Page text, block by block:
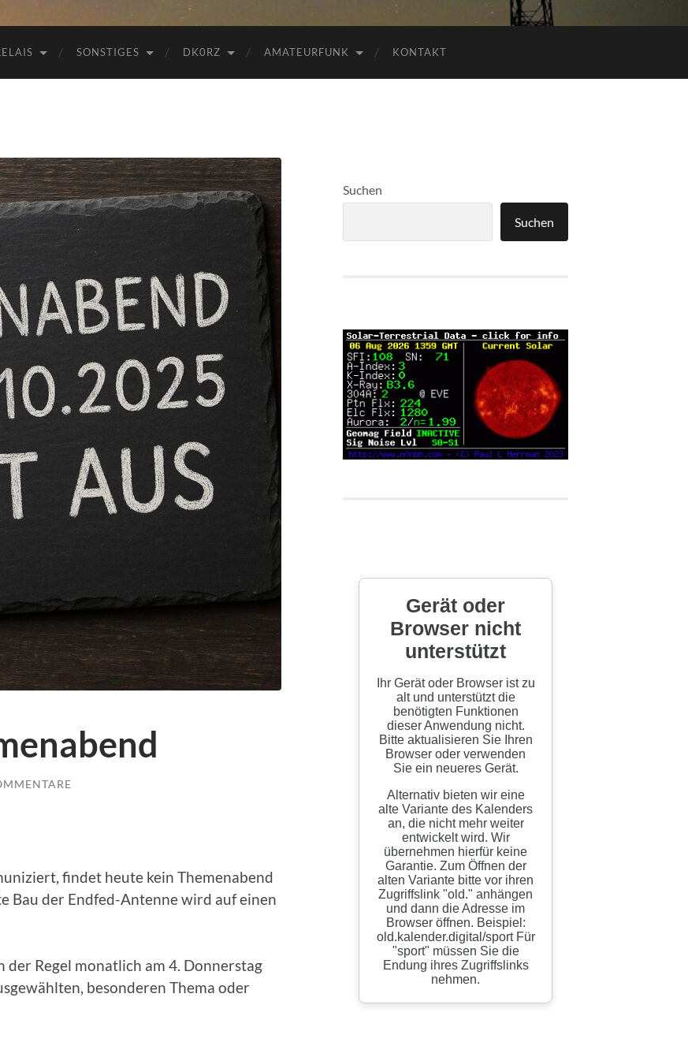
SONSTIGES DK0RZ AMATEURFUNK KONTAKT
findet heute kein Themenabend
Bau der Endfed-Antenne wird auf einen
Regel monatlich am 4. Donnerstag
besonderen Thema oder
Suchen
Suchen